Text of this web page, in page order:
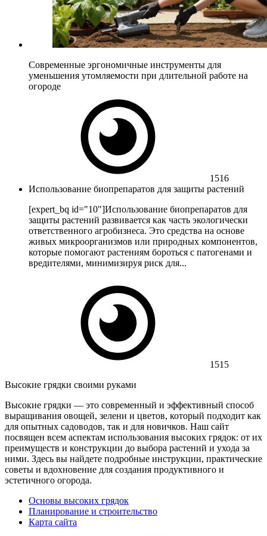
Современные эргономичные инструменты для
уменьшения утомляемости при длительной работе на
огороде
1516
Использование биопрепаратов для защиты растений
[expert_bq id="10"]Использование биопрепаратов для
защиты растений развивается как часть экологически
ответственного агробизнеса. Это средства на основе
живых микроорганизмов или природных компонентов,
которые помогают растениям бороться с патогенами и
вредителями, минимизируя риск для...
1515
Высокие грядки своими руками
Высокие грядки — это современный и эффективный способ
выращивания овощей, зелени и цветов, который подходит как
для опытных садоводов, так и для новичков. Наш сайт
посвящен всем аспектам использования высоких грядок: от их
преимуществ и конструкции до выбора растений и ухода за
ними. Здесь вы найдете подробные инструкции, практические
советы и вдохновение для создания продуктивного и
эстетичного огорода.
Основы высоких грядок
Планирование и строительство
Карта сайта